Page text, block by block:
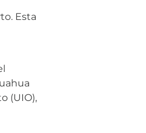
Esta
(UIO),